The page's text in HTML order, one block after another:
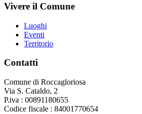
Vivere il Comune
Luoghi
Eventi
Territorio
Contatti
Comune di Roccagloriosa
Via S. Cataldo, 2
P.iva : 00891180655
Codice fiscale : 84001770654